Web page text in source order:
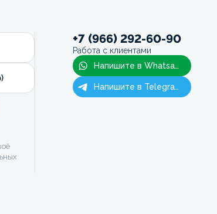
+7 (966) 292-60-90
Работа с клиентами
Напишите в Whatsapp
Напишите в Telegram